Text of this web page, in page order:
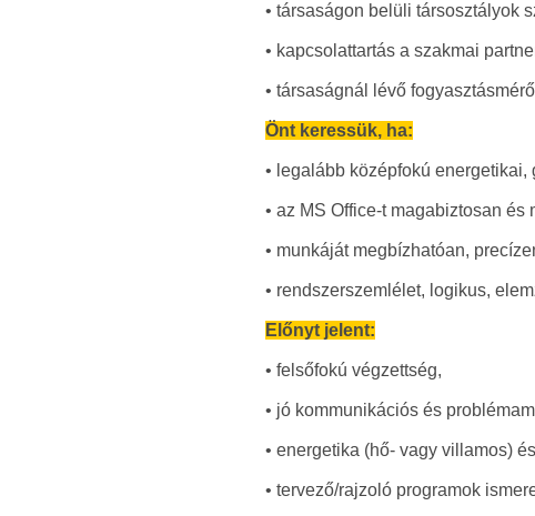
• társaságon belüli társosztályok
• kapcsolattartás a szakmai
• társaságnál lévő
Önt keressük, ha:
• legalább középfokú
• az MS Office-t magabiztosan és
• munkáját megbízhatóan,
• rendszerszemlélet, logikus,
Előnyt jelent:
• felsőfokú végzettség,
• jó kommunikációs és
• energetika (hő- vagy villamos)
• tervező/rajzoló programok